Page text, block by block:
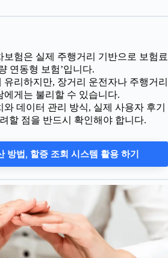
보험은 실제 주행거리 기반으로 보험료
연동형 보험’입니다.
유리하지만, 장거리 운전자나 주행거리
에게는 불리할 수 있습니다.
데이터 관리 방식, 실제 사용자 후기
할 점을 반드시 확인해야 합니다.
방법, 할증 조회 시스템 활용 하기